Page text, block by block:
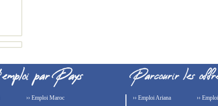
›› Emploi Maroc
›› Emploi Ariana
››